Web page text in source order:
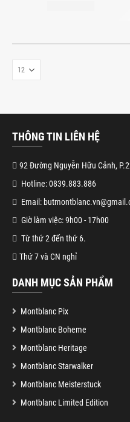
THÔNG TIN LIÊN HỆ
92 Đường Nguyễn Hữu Cảnh,
Hotline: 0839.883.886
Email:
Giờ làm việc: 9h00 - 17h00
Từ thứ 2 đến thứ 6.
Thứ 7 và CN nghỉ
DANH MỤC SẢN PHẨM
Montblanc Pix
Montblanc Boheme
Montblanc Heritage
Montblanc Starwalker
Montblanc Meisterstuck
Montblanc Limited Edition